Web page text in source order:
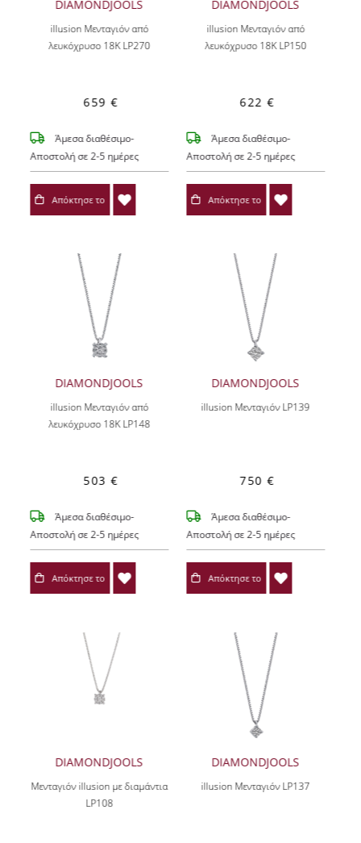
DIAMONDJOOLS
illusion Μενταγιόν από
λευκόχρυσο 18K LP270
659 €
Άμεσα διαθέσιμο-
Αποστολή σε 2-5 ημέρες
Απόκτησε το
DIAMONDJOOLS
illusion Μενταγιόν από
λευκόχρυσο 18K LP150
622 €
Άμεσα διαθέσιμο-
Αποστολή σε 2-5 ημέρες
Απόκτησε το
DIAMONDJOOLS
illusion Μενταγιόν από
λευκόχρυσο 18K LP148
503 €
Άμεσα διαθέσιμο-
Αποστολή σε 2-5 ημέρες
Απόκτησε το
DIAMONDJOOLS
illusion Μενταγιόν LP139
750 €
Άμεσα διαθέσιμο-
Αποστολή σε 2-5 ημέρες
Απόκτησε το
DIAMONDJOOLS
Μενταγιόν illusion με διαμάντια
LP108
DIAMONDJOOLS
illusion Μενταγιόν LP137